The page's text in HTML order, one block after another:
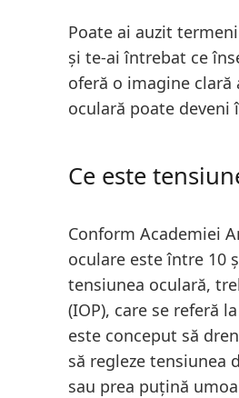
Poate ai auzit
și te-ai întrebat ce
oferă o imagine
oculară poate deveni
Ce este
Conform Academiei
oculare este între 10
tensiunea oculară,
(IOP), care se referă
este conceput să
să regleze tensiunea
sau prea puțină